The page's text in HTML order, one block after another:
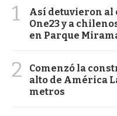
1
Así detuvieron al
One23 y a
en Parque
2
Comenzó la
alto de América
metros